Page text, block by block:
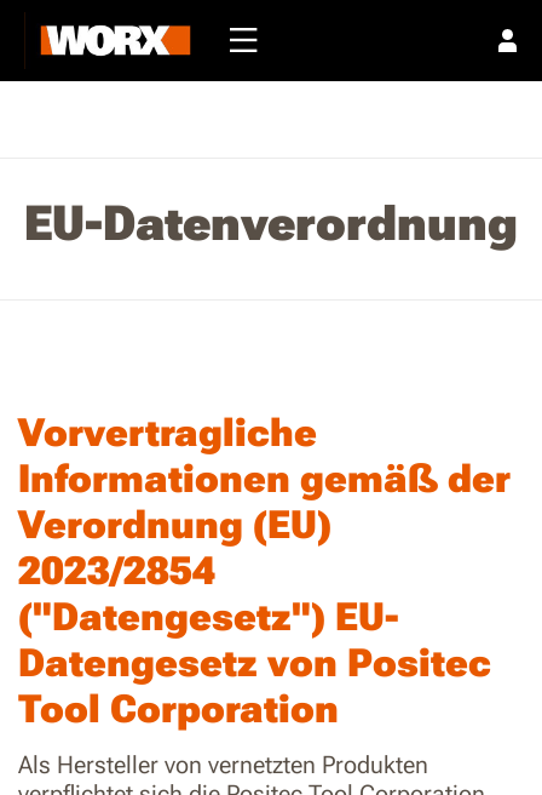
EU-Datenverordnung
Vorvertragliche
Informationen gemäß der
Verordnung (EU)
2023/2854
("Datengesetz") EU-
Datengesetz von Positec
Tool Corporation
Als Hersteller von vernetzten Produkten